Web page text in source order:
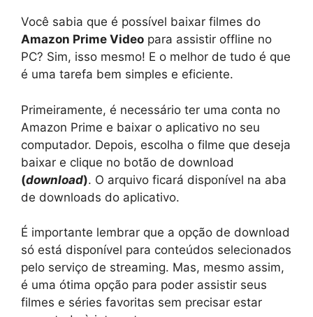
Você sabia que é possível baixar filmes do
Amazon Prime Video para assistir offline no
PC? Sim, isso mesmo! E o melhor de tudo é que
é uma tarefa bem simples e eficiente.
Primeiramente, é necessário ter uma conta no
Amazon Prime e baixar o aplicativo no seu
computador. Depois, escolha o filme que deseja
baixar e clique no botão de download
(download). O arquivo ficará disponível na aba
de downloads do aplicativo.
É importante lembrar que a opção de download
só está disponível para conteúdos selecionados
pelo serviço de streaming. Mas, mesmo assim,
é uma ótima opção para poder assistir seus
filmes e séries favoritas sem precisar estar